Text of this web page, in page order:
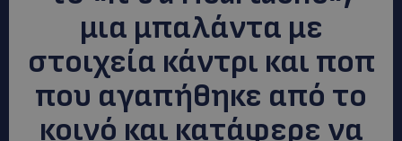
μια μπαλάντα με
στοιχεία κάντρι και ποπ
που αγαπήθηκε από το
κοινό και κατάφερε να